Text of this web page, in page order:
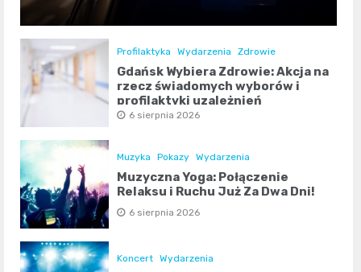
Profilaktyka Wydarzenia Zdrowie
Gdańsk Wybiera Zdrowie: Akcja na
rzecz świadomych wyborów i
profilaktyki uzależnień
6 sierpnia 2026
Muzyka Pokazy Wydarzenia
Muzyczna Yoga: Połączenie
Relaksu i Ruchu Już Za Dwa Dni!
6 sierpnia 2026
Koncert Wydarzenia